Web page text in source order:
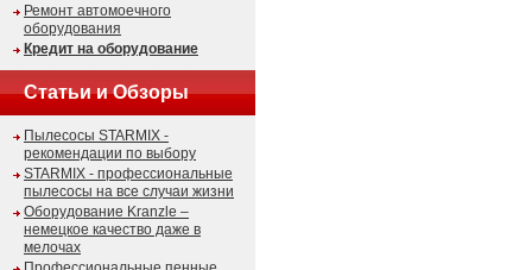
Ремонт автомоечного
оборудования
Кредит на оборудование
Статьи и Обзоры
Пылесосы STARMIX -
рекомендации по выбору
STARMIX - профессиональные
пылесосы на все случаи жизни
Оборудование Kranzle –
немецкое качество даже в
мелочах